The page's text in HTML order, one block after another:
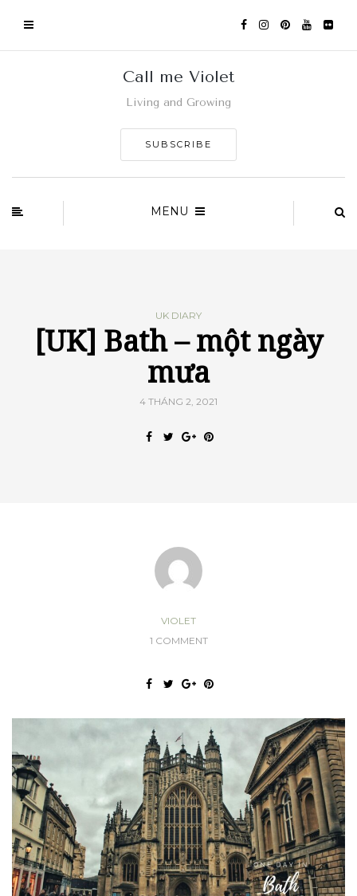
Call me Violet
Living and Growing
SUBSCRIBE
MENU
UK DIARY
[UK] Bath – một ngày
mưa
4 THÁNG 2, 2021
VIOLET
1 COMMENT